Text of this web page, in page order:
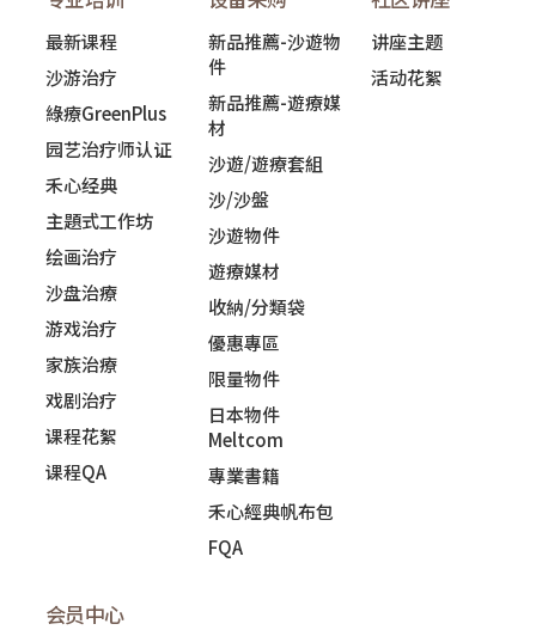
最新课程
沙游治疗
綠療GreenPlus
园艺治疗师认证
禾心经典
主題式工作坊
绘画治疗
沙盘治療
游戏治疗
家族治療
戏剧治疗
课程花絮
课程QA
新品推薦-沙遊物
件
新品推薦-遊療媒
材
沙遊/遊療套組
沙/沙盤
沙遊物件
遊療媒材
收納/分類袋
優惠專區
限量物件
日本物件
Meltcom
專業書籍
禾心經典帆布包
FQA
讲座主题
活动花絮
会员中心